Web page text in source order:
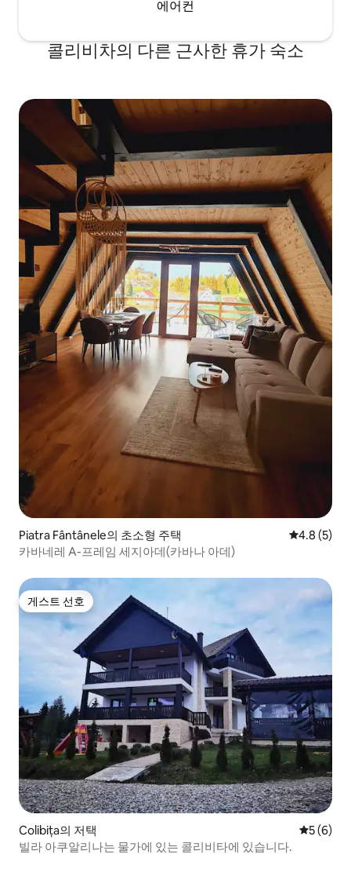
에어컨
콜리비차의 다른 근사한 휴가 숙소
Piatra Fântânele의 초소형 주택 평점 4.8점
4.8 (5)
카바네레 A-프레임 세지아데(카바나 아데)
게스트 선호
게스트 선호
Colibița의 저택 평점 5점
5 (6)
빌라 아쿠알리나는 물가에 있는 콜리비타에 있습니다.